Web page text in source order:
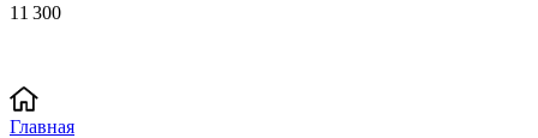
11 300
Главная